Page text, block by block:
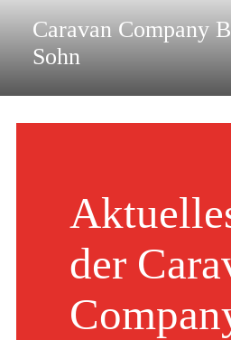
Caravan Company
Sohn
der